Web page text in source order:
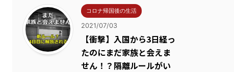
コロナ帰国後の生活
2021/07/03
【衝撃】入国から3日経っ
たのにまだ家族と会えま
せん！？隔離ルールがい